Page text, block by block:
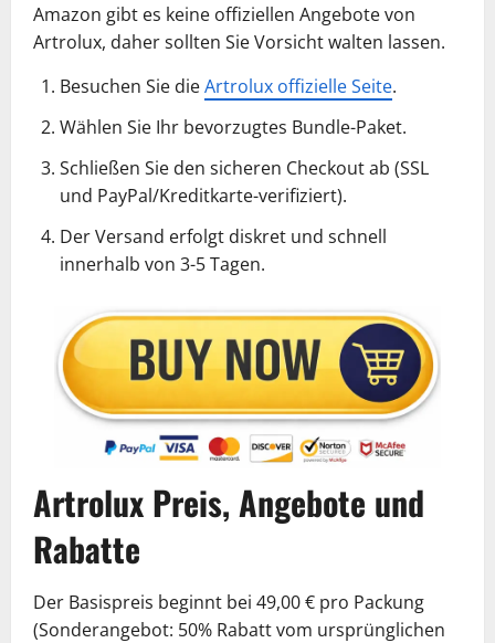
Amazon gibt es keine offiziellen Angebote von
Artrolux, daher sollten Sie Vorsicht walten lassen.
Besuchen Sie dieArtrolux offizielle Seite.
Wählen Sie Ihr bevorzugtes Bundle-Paket.
Schließen Sie den sicheren Checkout ab (SSL
und PayPal/Kreditkarte-verifiziert).
Der Versand erfolgt diskret und schnell
innerhalb von 3-5 Tagen.
Artrolux Preis, Angebote und
Rabatte
Der Basispreis beginnt bei 49,00 € pro Packung
(Sonderangebot: 50% Rabatt vom ursprünglichen